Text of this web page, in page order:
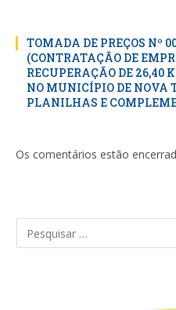
TOMADA DE PREÇOS Nº
(CONTRATAÇÃO DE
RECUPERAÇÃO DE 26,40
NO MUNICÍPIO DE NOVA
PLANILHAS E
Os comentários estão